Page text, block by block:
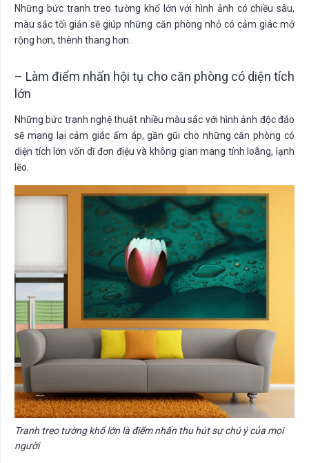
Những bức tranh treo tường khổ lớn với hình ảnh có chiều sâu,
màu sắc tối giản sẽ giúp những căn phòng nhỏ có cảm giác mở
rộng hơn, thênh thang hơn.
– Làm điểm nhấn hội tụ cho căn phòng có diện tích
lớn
Những bức tranh nghệ thuật nhiều màu sắc với hình ảnh độc đáo
sẽ mang lại cảm giác ấm áp, gần gũi cho những căn phòng có
diện tích lớn vốn dĩ đơn điệu và không gian mang tính loãng, lạnh
lẽo.
Tranh treo tường khổ lớn là điểm nhấn thu hút sự chú ý của mọi
người